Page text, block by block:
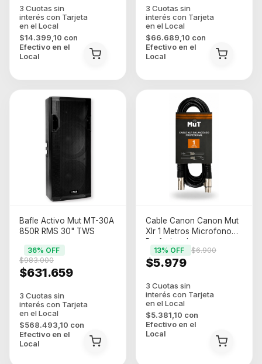
$14.399,10 con
Efectivo en el
Local
$66.689,10 con
Efectivo en el
Local
Bafle Activo Mut MT-30A
850R RMS 30" TWS
$631.659
$983.000
36% OFF
$568.493,10 con
Efectivo en el
Local
Cable Canon Canon Mut
Xlr 1 Metros Microfono
Profesional
$5.979
$6.900
13% OFF
$5.381,10 con
Efectivo en el
Local